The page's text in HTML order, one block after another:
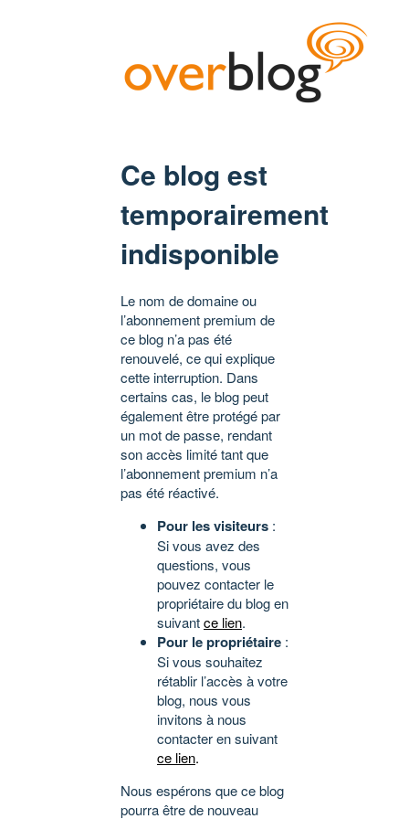
Ce blog est
temporairement
indisponible
Le nom de domaine ou
l’abonnement premium de
ce blog n’a pas été
renouvelé, ce qui explique
cette interruption. Dans
certains cas, le blog peut
également être protégé par
un mot de passe, rendant
son accès limité tant que
l’abonnement premium n’a
pas été réactivé.
Pour les visiteurs :
Si vous avez des
questions, vous
pouvez contacter le
propriétaire du blog en
suivantce lien.
Pour le propriétaire :
Si vous souhaitez
rétablir l’accès à votre
blog, nous vous
invitons à nous
contacter en suivant
ce lien.
Nous espérons que ce blog
pourra être de nouveau